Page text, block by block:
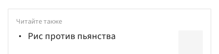
Читайте также
Рис против пьянства